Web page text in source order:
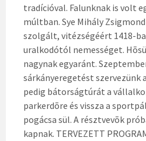
tradícióval. Falunknak is volt
múltban. Sye Mihály
szolgált, vitézségéért 1418-
uralkodótól nemességet.
nagynak egyaránt.
sárkányeregetést szervezünk
pedig bátorságtúrát a
parkerdõre és vissza a
pogácsa sül. A résztvevõk
kapnak. TERVEZETT